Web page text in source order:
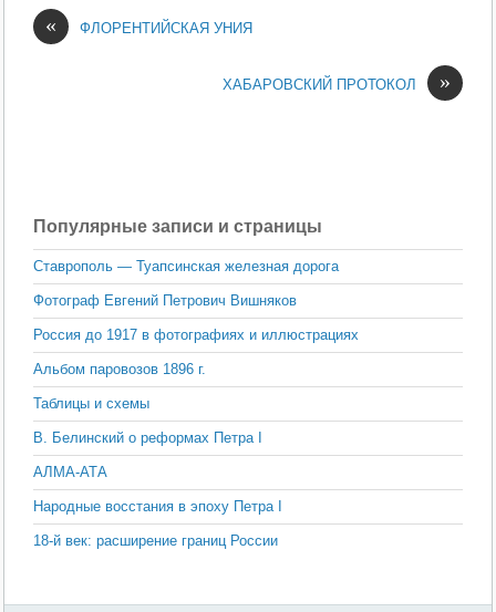
« ФЛОРЕНТИЙСКАЯ УНИЯ
»
ХАБАРОВСКИЙ ПРОТОКОЛ
Популярные записи и страницы
Ставрополь — Туапсинская железная дорога
Фотограф Евгений Петрович Вишняков
Россия до 1917 в фотографиях и иллюстрациях
Альбом паровозов 1896 г.
Таблицы и схемы
В. Белинский о реформах Петра I
АЛМА-АТА
Народные восстания в эпоху Петра I
18-й век: расширение границ России